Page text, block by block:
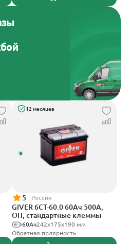
12 месяцев
5 Россия
GIVER 6СТ-60.0 60Ач 500А,
ОП, стандартные клеммы
242х175х190 мм
60Ач
Обратная полярность